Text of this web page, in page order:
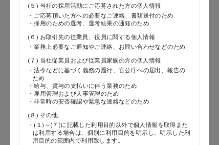
(５) 当社の採用活動にご応募された方の個人情報
・ご応募頂いた方への必要なご連絡、書類送付のため
・採用のための選考、選考結果の通知のため
(６) お取引先の従業員、役員に関する個人情報
・業務上必要なご通知やご連絡、お問い合わせなどのため
(７) 当社従業員および従業員家族の方の個人情報
・法令などに基づく義務の履行、官公庁への届出、報告の
ため
・給与、賞与の支払いに伴う業務のため
・雇用管理および人事管理のため
・非常時の安否確認や緊急な連絡などのため
(８) その他
・(１)～(７)に記載した利用目的以外で個人情報を取得また
は利用する場合は、個別に利用目的を明示し、明示した利
用目的の範囲内で利用致します。
都道府県
番地以降